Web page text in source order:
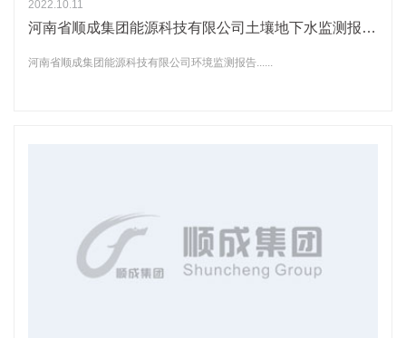
2022.10.11
河南省顺成集团能源科技有限公司土壤地下水监测报告公示
河南省顺成集团能源科技有限公司环境监测报告......